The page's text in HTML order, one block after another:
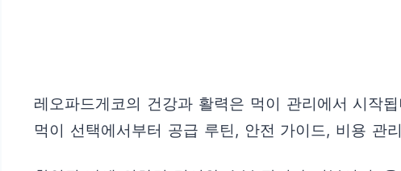
레오파드게코의 건강과 활력은 먹이 관리에서 시작
먹이 선택에서부터 공급 루틴, 안전 가이드, 비용 관